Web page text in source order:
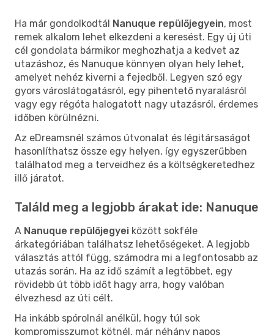
Ha már gondolkodtál Nanuque repülőjegyein, most
remek alkalom lehet elkezdeni a keresést. Egy új úti
cél gondolata bármikor meghozhatja a kedvet az
utazáshoz, és Nanuque könnyen olyan hely lehet,
amelyet nehéz kiverni a fejedből. Legyen szó egy
gyors városlátogatásról, egy pihentető nyaralásról
vagy egy régóta halogatott nagy utazásról, érdemes
időben körülnézni.
Az eDreamsnél számos útvonalat és légitársaságot
hasonlíthatsz össze egy helyen, így egyszerűbben
találhatod meg a terveidhez és a költségkeretedhez
illő járatot.
Találd meg a legjobb árakat ide: Nanuque
A Nanuque repülőjegyei között sokféle
árkategóriában találhatsz lehetőségeket. A legjobb
választás attól függ, számodra mi a legfontosabb az
utazás során. Ha az idő számít a legtöbbet, egy
rövidebb út több időt hagy arra, hogy valóban
élvezhesd az úti célt.
Ha inkább spórolnál anélkül, hogy túl sok
kompromisszumot kötnél, már néhány napos